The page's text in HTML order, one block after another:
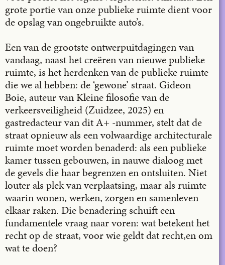
grote portie van onze publieke ruimte dient voor
de opslag van ongebruikte auto’s.
Een van de grootste ontwerpuitdagingen van
vandaag, naast het creëren van nieuwe publieke
ruimte, is het herdenken van de publieke ruimte
die we al hebben: de ‘gewone’ straat. Gideon
Boie, auteur van Kleine filosofie van de
verkeersveiligheid (Zuidzee, 2025) en
gastredacteur van dit A+ -nummer, stelt dat de
straat opnieuw als een volwaardige architecturale
ruimte moet worden benaderd: als een publieke
kamer tussen ge­­bouwen, in nauwe dialoog met
de gevels die haar begrenzen en ontsluiten. Niet
louter als plek van verplaatsing, maar als ruimte
waarin wonen, werken, zorgen en samenleven
elkaar raken. Die benadering schuift een
fundamentele vraag naar voren: wat betekent het
recht op de straat, voor wie geldt dat recht,en om
wat te doen?